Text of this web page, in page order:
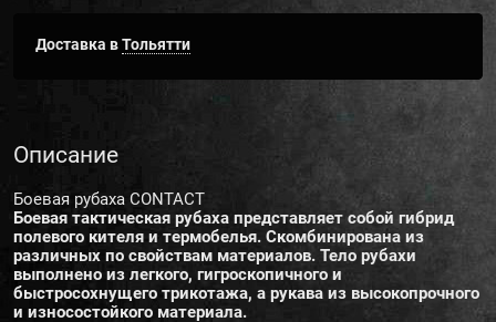
Доставка вТольятти
Описание
Боевая рубаха CONTACT
Боевая тактическая рубаха представляет собой гибрид
полевого кителя и термобелья. Скомбинирована из
различных по свойствам материалов. Тело рубахи
выполнено из легкого, гигроскопичного и
быстросохнущего трикотажа, а рукава из высокопрочного
и износостойкого материала.